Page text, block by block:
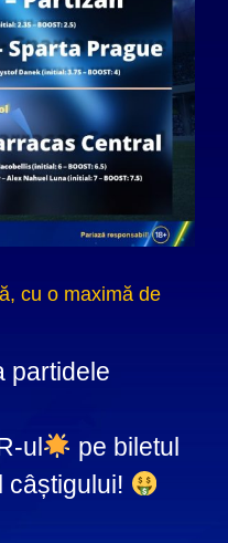
cu o maximă de
partidele
ul
pe biletul
câștigului!